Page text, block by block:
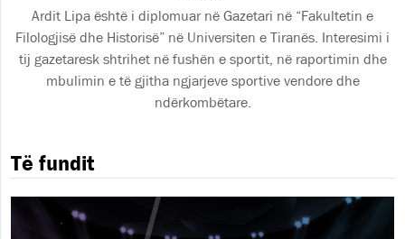
Ardit Lipa është i diplomuar në Gazetari në “Fakultetin e
Filologjisë dhe Historisë” në Universiten e Tiranës. Interesimi i
tij gazetaresk shtrihet në fushën e sportit, në raportimin dhe
mbulimin e të gjitha ngjarjeve sportive vendore dhe
ndërkombëtare.
Të fundit